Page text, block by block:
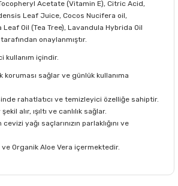
Acetate (Vitamin E), Citric Acid,
Leaf Juice, Cocos Nucifera oil,
Oil (Tea Tree), Lavandula Hybrida Oil
onaylanmıştır.
kullanım içindir.
koruması sağlar ve günlük kullanıma
rahatlatıcı ve temizleyici özelliğe sahiptir.
alır, ışıltı ve canlılık sağlar.
yağı saçlarınızın parlaklığını ve
Organik Aloe Vera içermektedir.